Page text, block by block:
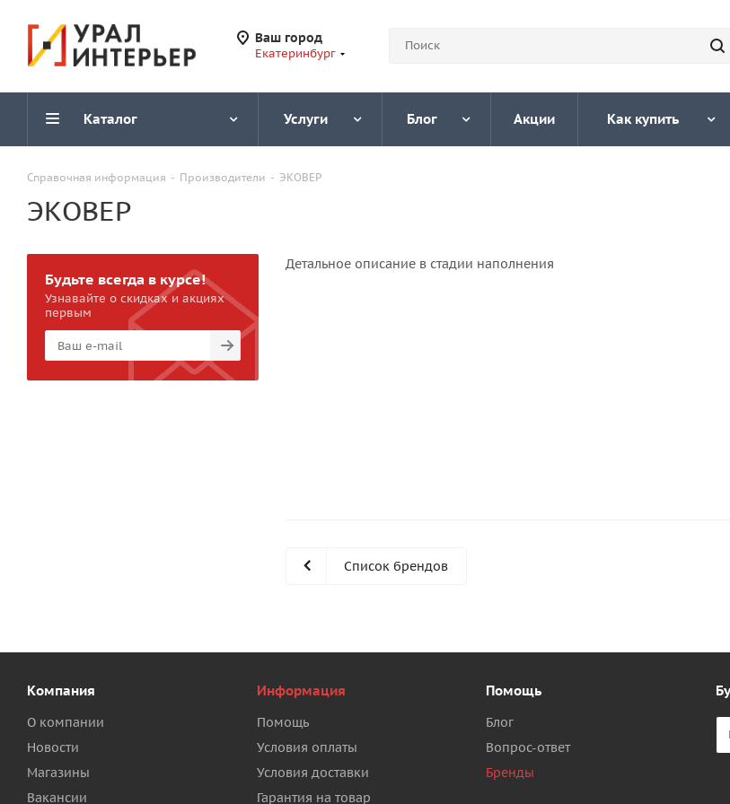
Ваш город
Екатеринбург
Каталог Услуги Блог Акции Как купить
Справочная информация - Производители - ЭКОВЕР
ЭКОВЕР
Детальное описание в стадии наполнения
Список брендов
Будьте всегда в курсе!
Узнавайте о скидках и акциях
первым
Компания
О компании
Новости
Магазины
Вакансии
Информация
Помощь
Условия оплаты
Условия доставки
Гарантия на товар
Помощь
Блог
Вопрос-ответ
Бренды